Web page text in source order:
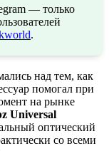
— только
.
над тем, как
помогал при
на рынке
Universal
оптический
со всеми